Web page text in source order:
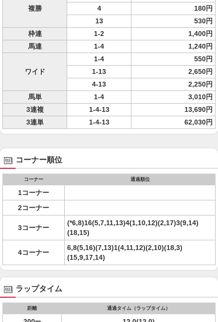
複勝
4
180円
13
530円
枠連
1-2
1,400円
馬連
1-4 1,240円
ワイド
1-4
550円
1-13
2,650円
4-13
2,250円
馬単
1-4
3,010円
3連複
1-4-13
13,690円
3連単
1-4-13 62,030円
コーナー順位
コーナー 通過順位
1コーナー
2コーナー
3コーナー
(*6,8)16(5,7,11,13)4(1,10,12)(2,17)3(9,14)
(18,15)
4コーナー
6,8(5,16)(7,13)1(4,11,12)(2,10)(18,3)
(15,9,17,14)
ラップタイム
距離 通過タイム（ラップタイム）